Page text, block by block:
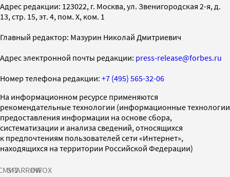
Адрес редакции: 123022, г. Москва, ул. Звенигородская 2-я, д.
13, стр. 15, эт. 4, пом. X, ком. 1
Главный редактор: Мазурин Николай Дмитриевич
Адрес электронной почты редакции: press-release@forbes.ru
Номер телефона редакции: +7 (495) 565-32-06
На информационном ресурсе применяются
рекомендательные технологии (информационные технологии
предоставления информации на основе сбора,
систематизации и анализа сведений, относящихся
к предпочтениям пользователей сети «Интернет»,
находящихся на территории Российской Федерации)
SPARROWINFOX